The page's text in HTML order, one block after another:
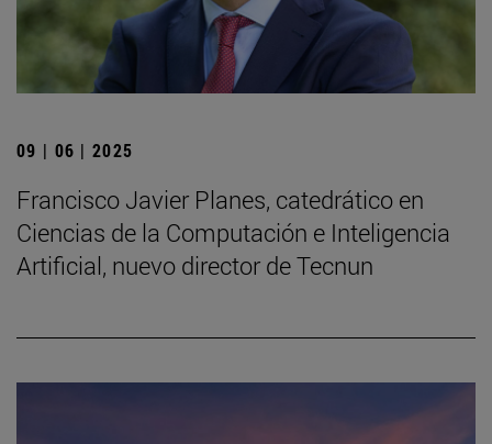
09 | 06 | 2025
Francisco Javier Planes, catedrático en
Ciencias de la Computación e Inteligencia
Artificial, nuevo director de Tecnun